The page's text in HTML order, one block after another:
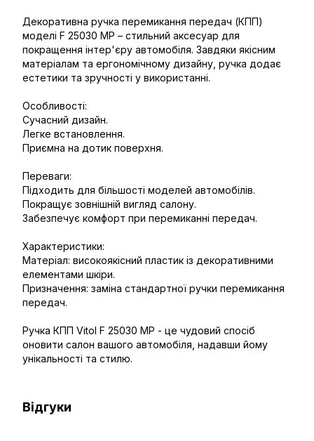
Декоративна ручка перемикання передач (КПП)
моделі F 25030 MP – стильний аксесуар для
покращення інтер'єру автомобіля. Завдяки якісним
матеріалам та ергономічному дизайну, ручка додає
естетики та зручності у використанні.
Особливості:
Сучасний дизайн.
Легке встановлення.
Приємна на дотик поверхня.
Переваги:
Підходить для більшості моделей автомобілів.
Покращує зовнішній вигляд салону.
Забезпечує комфорт при перемиканні передач.
Характеристики:
Матеріал: високоякісний пластик із декоративними
елементами шкіри.
Призначення: заміна стандартної ручки перемикання
передач.
Ручка КПП Vitol F 25030 MP - це чудовий спосіб
оновити салон вашого автомобіля, надавши йому
унікальності та стилю.
Відгуки